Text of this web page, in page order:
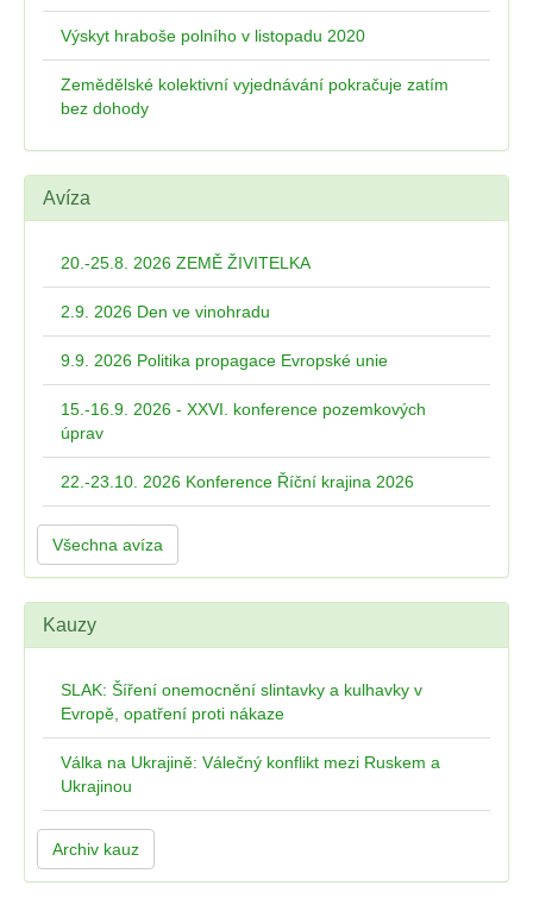
Výskyt hraboše polního v listopadu 2020
Zemědělské kolektivní vyjednávání pokračuje zatím
bez dohody
Avíza
20.-25.8. 2026 ZEMĚ ŽIVITELKA
2.9. 2026 Den ve vinohradu
9.9. 2026 Politika propagace Evropské unie
15.-16.9. 2026 - XXVI. konference pozemkových
úprav
22.-23.10. 2026 Konference Říční krajina 2026
Všechna avíza
Kauzy
SLAK: Šíření onemocnění slintavky a kulhavky v
Evropě, opatření proti nákaze
Válka na Ukrajině: Válečný konflikt mezi Ruskem a
Ukrajinou
Archiv kauz